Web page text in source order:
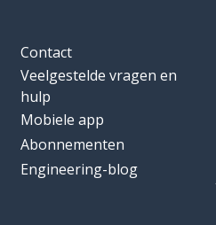
Contact
Veelgestelde vragen en
hulp
Mobiele app
Abonnementen
Engineering-blog